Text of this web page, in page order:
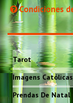
Condiciones
Tarot
Imagens
Prendas De Natal